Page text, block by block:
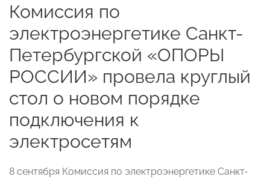
Комиссия по
электроэнергетике Санкт-
Петербургской «ОПОРЫ
РОССИИ» провела круглый
стол о новом порядке
подключения к
электросетям
8 сентября Комиссия по электроэнергетике Санкт-